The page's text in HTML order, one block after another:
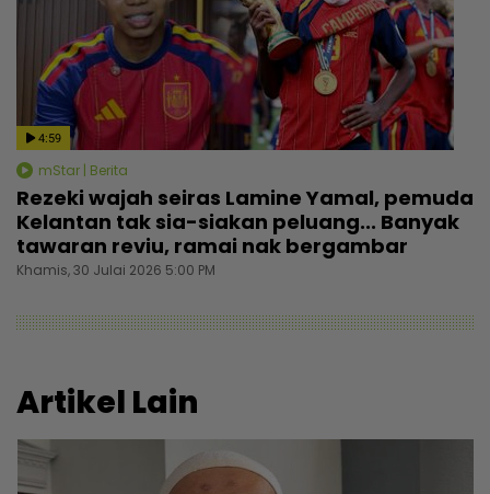
4:59
mStar | Berita
Rezeki wajah seiras Lamine Yamal, pemuda
Kelantan tak sia-siakan peluang... Banyak
tawaran reviu, ramai nak bergambar
Khamis, 30 Julai 2026 5:00 PM
Artikel Lain